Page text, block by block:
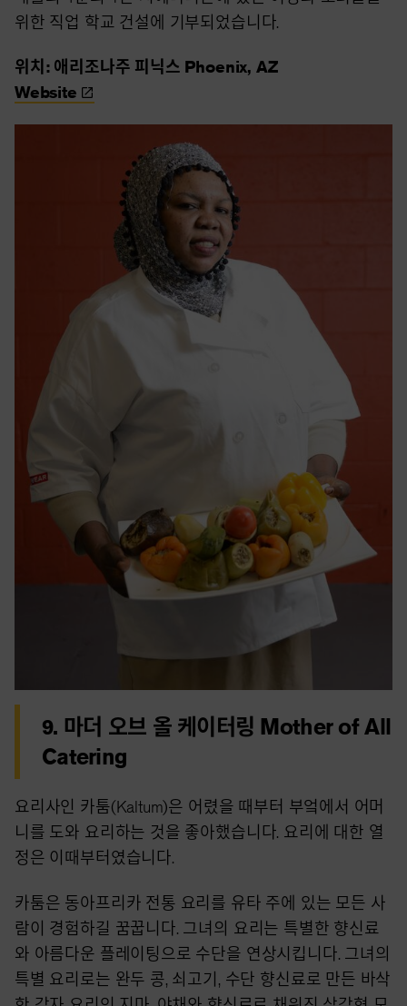
위한 직업 학교 건설에 기부되었습니다.
위치: 애리조나주 피닉스 Phoenix, AZ
Website
9. 마더 오브 올 케이터링 Mother of All
Catering
요리사인 카툼(Kaltum)은 어렸을 때부터 부엌에서 어머
니를 도와 요리하는 것을 좋아했습니다. 요리에 대한 열
정은 이때부터였습니다.
카툼은 동아프리카 전통 요리를 유타 주에 있는 모든 사
람이 경험하길 꿈꿉니다. 그녀의 요리는 특별한 향신료
와 아름다운 플레이팅으로 수단을 연상시킵니다. 그녀의
특별 요리로는 완두 콩, 쇠고기, 수단 향신료로 만든 바삭